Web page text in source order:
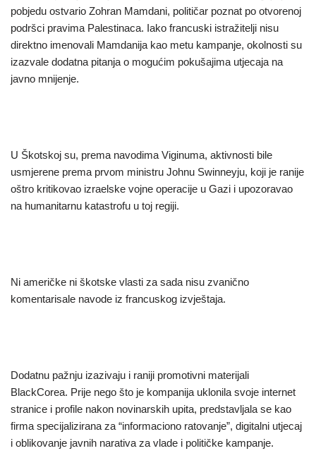
pobjedu ostvario Zohran Mamdani, političar poznat po otvorenoj
podršci pravima Palestinaca. Iako francuski istražitelji nisu
direktno imenovali Mamdanija kao metu kampanje, okolnosti su
izazvale dodatna pitanja o mogućim pokušajima utjecaja na
javno mnijenje.
U Škotskoj su, prema navodima Viginuma, aktivnosti bile
usmjerene prema prvom ministru Johnu Swinneyju, koji je ranije
oštro kritikovao izraelske vojne operacije u Gazi i upozoravao
na humanitarnu katastrofu u toj regiji.
Ni američke ni škotske vlasti za sada nisu zvanično
komentarisale navode iz francuskog izvještaja.
Dodatnu pažnju izazivaju i raniji promotivni materijali
BlackCorea. Prije nego što je kompanija uklonila svoje internet
stranice i profile nakon novinarskih upita, predstavljala se kao
firma specijalizirana za “informaciono ratovanje”, digitalni utjecaj
i oblikovanje javnih narativa za vlade i političke kampanje.